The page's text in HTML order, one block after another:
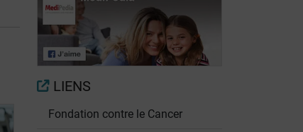
Cancer
colorectal: suis-
je guéri ou en
sursis?
Quel traitement
en cas de
cancer
colorectal avec
métastases?
LIENS
Fondation contre le Cancer